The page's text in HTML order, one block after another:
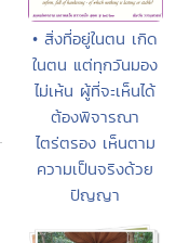
• สิ่งที่อยู่ในตน เกิด
ในตน แต่ทุกวันมอง
ไม่เห้น ผู้ที่จะเห็นได้
ต้องพิจารณา
ไตร่ตรอง เห็นตาม
ความเป็นจริงด้วย
ปัญญา